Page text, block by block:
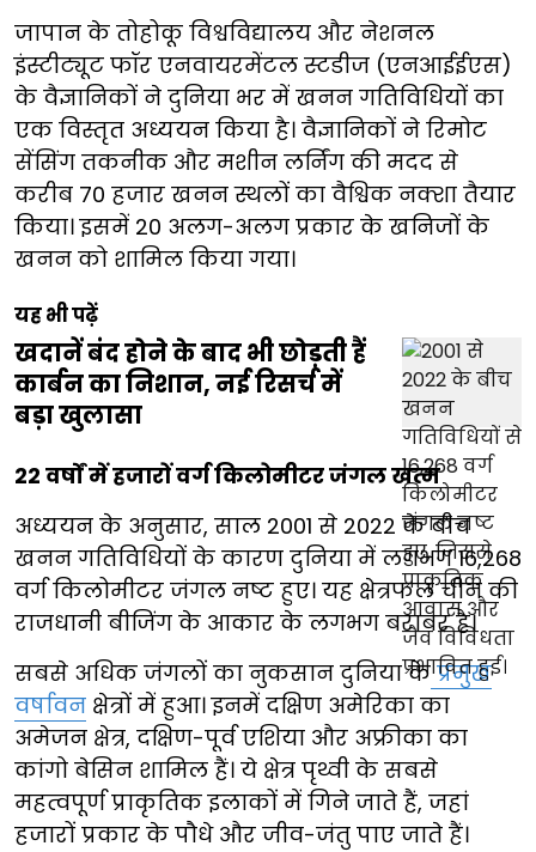
जापान के तोहोकू विश्वविद्यालय और नेशनल
इंस्टीट्यूट फॉर एनवायरमेंटल स्टडीज (एनआईईएस)
के वैज्ञानिकों ने दुनिया भर में खनन गतिविधियों का
एक विस्तृत अध्ययन किया है। वैज्ञानिकों ने रिमोट
सेंसिंग तकनीक और मशीन लर्निंग की मदद से
करीब 70 हजार खनन स्थलों का वैश्विक नक्शा तैयार
किया। इसमें 20 अलग-अलग प्रकार के खनिजों के
खनन को शामिल किया गया।
यह भी पढ़ें
खदानें बंद होने के बाद भी छोड़ती हैं
कार्बन का निशान, नई रिसर्च में
बड़ा खुलासा
22 वर्षों में हजारों वर्ग किलोमीटर जंगल खत्म
अध्ययन के अनुसार, साल 2001 से 2022 के बीच
खनन गतिविधियों के कारण दुनिया में लगभग 16,268
वर्ग किलोमीटर जंगल नष्ट हुए। यह क्षेत्रफल चीन की
राजधानी बीजिंग के आकार के लगभग बराबर है।
सबसे अधिक जंगलों का नुकसान दुनिया केप्रमुख
वर्षावन क्षेत्रों में हुआ। इनमें दक्षिण अमेरिका का
अमेजन क्षेत्र, दक्षिण-पूर्व एशिया और अफ्रीका का
कांगो बेसिन शामिल हैं। ये क्षेत्र पृथ्वी के सबसे
महत्वपूर्ण प्राकृतिक इलाकों में गिने जाते हैं, जहां
हजारों प्रकार के पौधे और जीव-जंतु पाए जाते हैं।